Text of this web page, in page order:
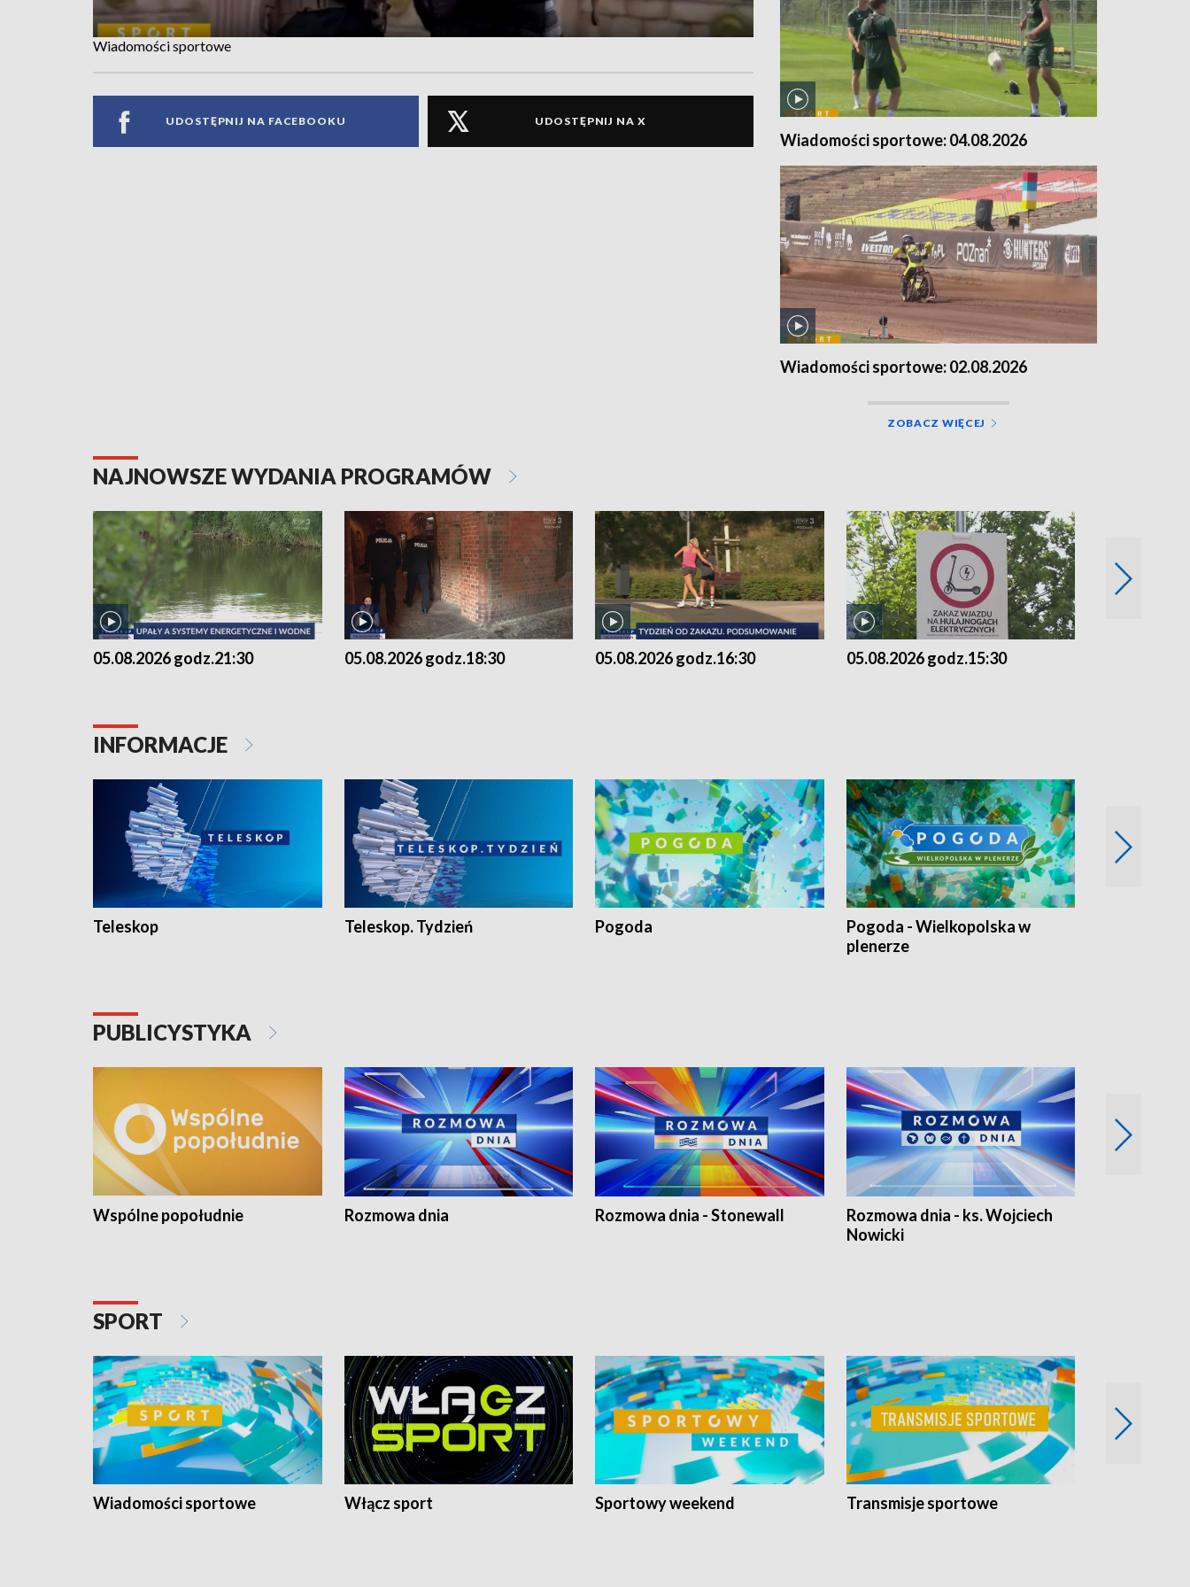
Wiadomości sportowe
UDOSTĘPNIJ NA FACEBOOKU UDOSTĘPNIJ NA X
Wiadomości sportowe: 04.08.2026
Wiadomości sportowe: 02.08.2026
ZOBACZ WIĘCEJ
NAJNOWSZE WYDANIA PROGRAMÓW
05.08.2026 godz.21:30 05.08.2026 godz.18:30 05.08.2026 godz.16:30 05.08.2026 godz.15:30
INFORMACJE
Teleskop Teleskop. Tydzień Pogoda
Pogoda - Wielkopolska w
plenerze
PUBLICYSTYKA
Wspólne popołudnie Rozmowa dnia Rozmowa dnia - Stonewall
Rozmowa dnia - ks. Wojciech
Nowicki
SPORT
Wiadomości sportowe Włącz sport Sportowy weekend Transmisje sportowe